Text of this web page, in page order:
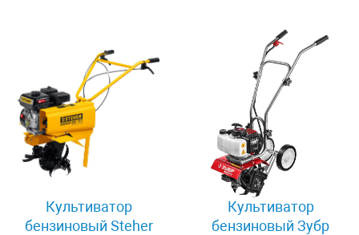
Культиватор
бензиновый Steher
Культиватор
бензиновый Зубр